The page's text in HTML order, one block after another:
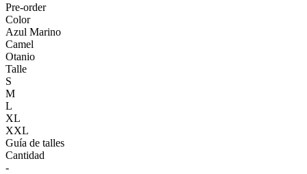
Pre-order
Color
Azul Marino
Camel
Otanio
Talle
S
M
L
XL
XXL
Guía de talles
Cantidad
-